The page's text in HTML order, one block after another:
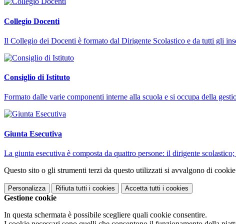
Collegio Docenti
Il Collegio dei Docenti è formato dal Dirigente Scolastico e da tutti gli
Consiglio di Istituto
Formato dalle varie componenti interne alla scuola e si occupa della
Giunta Esecutiva
La giunta esecutiva è composta da quattro persone: il dirigente
Questo sito o gli strumenti terzi da questo utilizzati si avvalgono di
Personalizza Rifiuta tutti i cookies Accetta tutti i cookies
Gestione cookie
In questa schermata è possibile scegliere quali cookie consentire.